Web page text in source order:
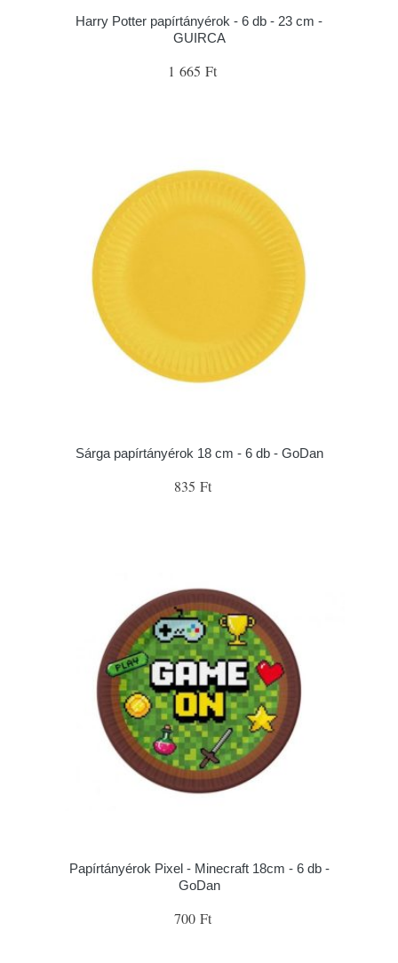
Harry Potter papírtányérok - 6 db - 23 cm -
GUIRCA
1 665 Ft
Sárga papírtányérok 18 cm - 6 db - GoDan
835 Ft
Papírtányérok Pixel - Minecraft 18cm - 6 db -
GoDan
700 Ft